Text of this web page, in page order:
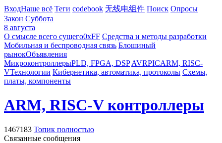
ВходНаше всё Теги codebook 无线电组件 Поиск Опросы
Закон Суббота
8 августа
О смысле всего сущего0xFF Средства и методы разработки
Мобильная и беспроводная связь Блошиный
рынокОбъявления
МикроконтроллерыPLD, FPGA, DSP AVRPICARM, RISC-
VТехнологии Кибернетика, автоматика, протоколы Схемы,
платы, компоненты
ARM, RISC-V контроллеры
1467183 Топик полностью
Связанные сообщения